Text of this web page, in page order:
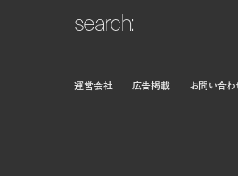
search:
運営会社 広告掲載 お問い合わ